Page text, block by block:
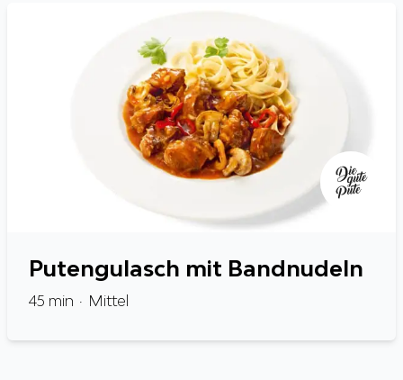
Putengulasch mit Bandnudeln
45 min Mittel